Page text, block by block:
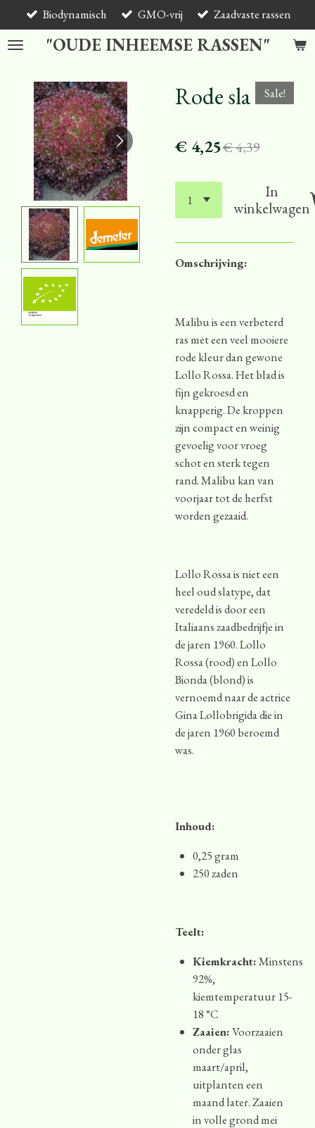
direct
naar
hoofdinhoud
"OUDE INHEEMSE RASSEN"
Biodynamisch GMO-vrij Zaadvaste rassen
Rode sla Sale!
€ 4,25€ 4,39
In
winkelwagen
Omschrijving:
Malibu is een verbeterd
ras met een veel mooiere
rode kleur dan gewone
Lollo Rossa. Het blad is
fijn gekroesd en
knapperig. De kroppen
zijn compact en weinig
gevoelig voor vroeg
schot en sterk tegen
rand. Malibu kan van
voorjaar tot de herfst
worden gezaaid.
Lollo Rossa is niet een
heel oud slatype, dat
veredeld is door een
Italiaans zaadbedrijfje in
de jaren 1960. Lollo
Rossa (rood) en Lollo
Bionda (blond) is
vernoemd naar de actrice
Gina Lollobrigida die in
de jaren 1960 beroemd
was.
Inhoud:
0,25 gram
250 zaden
Teelt:
Kiemkracht:Minstens
92%,
kiemtemperatuur 15-
18 °C
Zaaien:Voorzaaien
onder glas
maart/april,
uitplanten een
maand later. Zaaien
in volle grond mei